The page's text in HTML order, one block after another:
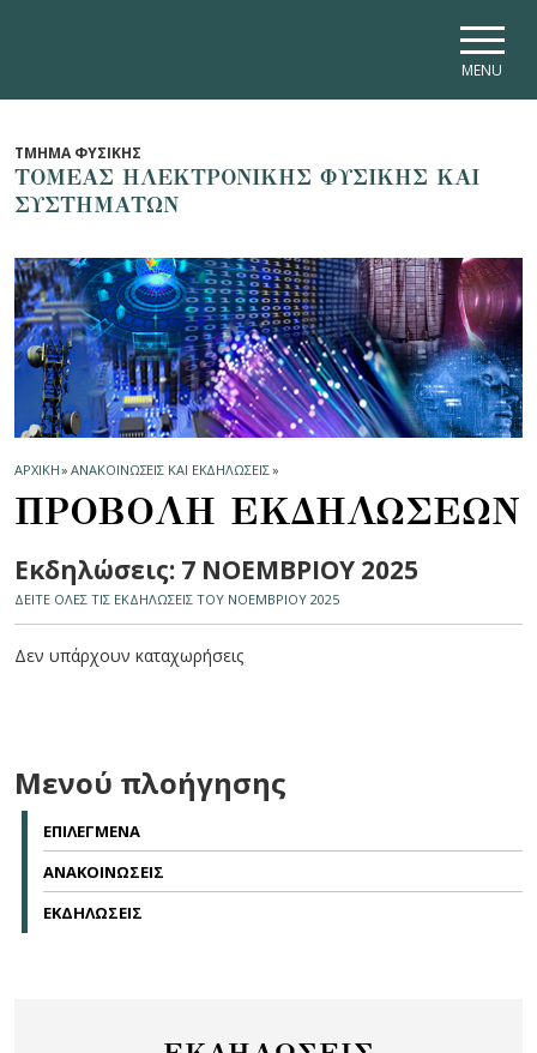
MENU
ΤΜΗΜΑ ΦΥΣΙΚΗΣ
ΤΟΜΕΑΣ ΗΛΕΚΤΡΟΝΙΚΗΣ ΦΥΣΙΚΗΣ ΚΑΙ
ΣΥΣΤΗΜΑΤΩΝ
ΑΡΧΙΚΗ» ΑΝΑΚΟΙΝΩΣΕΙΣ ΚΑΙ ΕΚΔΗΛΩΣΕΙΣ»
ΠΡΟΒΟΛΗ ΕΚΔΗΛΩΣΕΩΝ
Εκδηλώσεις: 7 ΝΟΕΜΒΡΙΟΥ 2025
ΔΕΙΤΕ ΟΛΕΣ ΤΙΣ ΕΚΔΗΛΩΣΕΙΣ ΤΟΥ ΝΟΕΜΒΡΙΟΥ 2025
Δεν υπάρχουν καταχωρήσεις
Μενού πλοήγησης
ΕΠΙΛΕΓΜΕΝΑ
ΑΝΑΚΟΙΝΩΣΕΙΣ
ΕΚΔΗΛΩΣΕΙΣ